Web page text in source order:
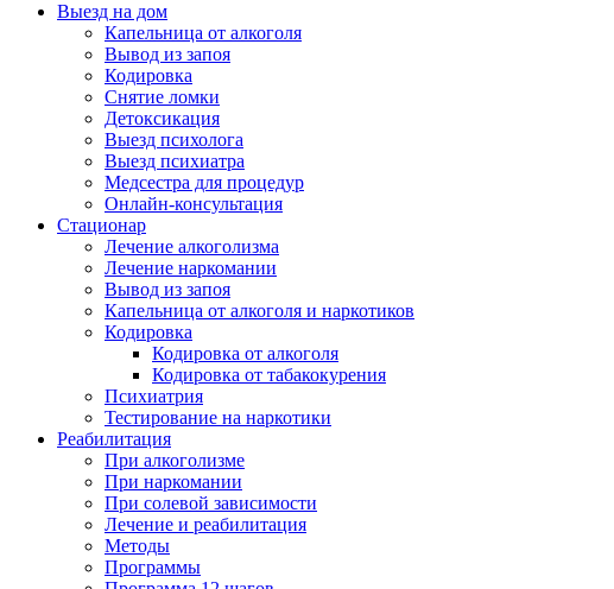
Выезд на дом
Капельница от алкоголя
Вывод из запоя
Кодировка
Снятие ломки
Детоксикация
Выезд психолога
Выезд психиатра
Медсестра для процедур
Онлайн-консультация
Стационар
Лечение алкоголизма
Лечение наркомании
Вывод из запоя
Капельница от алкоголя и наркотиков
Кодировка
Кодировка от алкоголя
Кодировка от табакокурения
Психиатрия
Тестирование на наркотики
Реабилитация
При алкоголизме
При наркомании
При солевой зависимости
Лечение и реабилитация
Методы
Программы